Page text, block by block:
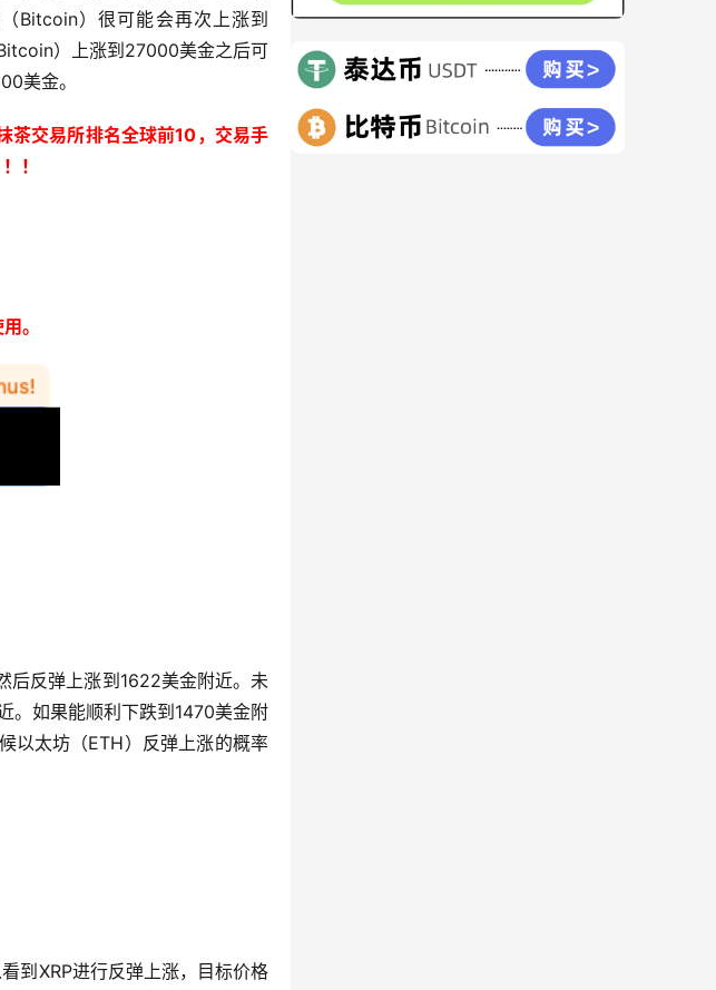
Bitcoin）很可能会再次上涨到
）上涨到27000美金之后可
美金。
茶交易所排名全球前10，交易手
！
。
后反弹上涨到1622美金附近。未
。如果能顺利下跌到1470美金附
以太坊（ETH）反弹上涨的概率
到XRP进行反弹上涨，目标价格